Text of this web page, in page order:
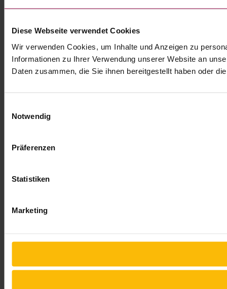
Diese Webseite verwendet Cookies
Wir verwenden Cookies, um Inhalte und Anzeigen zu
Informationen zu Ihrer Verwendung unserer Website an
Daten zusammen, die Sie ihnen bereitgestellt haben oder
Notwendig
Präferenzen
Statistiken
Marketing